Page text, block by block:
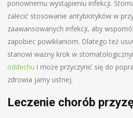
ponownemu wystąpieniu infekcji.
zalecić stosowanie antybiotyków w
zaawansowanych infekcji, aby
zapobiec powikłaniom. Dlatego też
stanowi ważny krok w
oddechu i może przyczynić się do
zdrowia jamy ustnej.
Leczenie chorób